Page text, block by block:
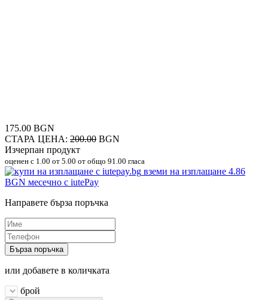
175.00 BGN
СТАРА ЦЕНА: 200.00 BGN
Изчерпан продукт
оценен с 1.00 от 5.00 от общо 91.00 гласа
вземи на изплащане 4.86
BGN месечно с iutePay
Направете бърза поръчка
Бърза поръчка
или добавете в количката
брой